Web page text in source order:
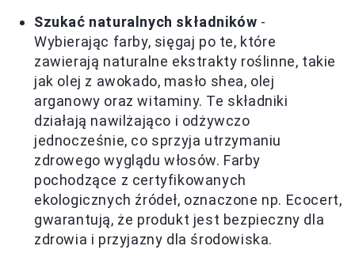
Szukać naturalnych składników -
Wybierając farby, sięgaj po te, które
zawierają naturalne ekstrakty roślinne, takie
jak olej z awokado, masło shea, olej
arganowy oraz witaminy. Te składniki
działają nawilżająco i odżywczo
jednocześnie, co sprzyja utrzymaniu
zdrowego wyglądu włosów. Farby
pochodzące z certyfikowanych
ekologicznych źródeł, oznaczone np. Ecocert,
gwarantują, że produkt jest bezpieczny dla
zdrowia i przyjazny dla środowiska.